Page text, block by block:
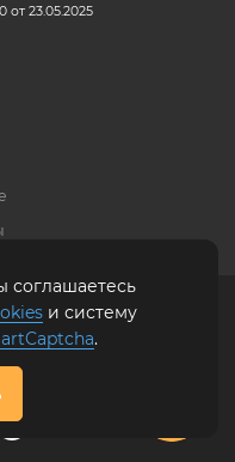
от 23.05.2025
персональных данных
27-13
соглашаетесь
и систему
.